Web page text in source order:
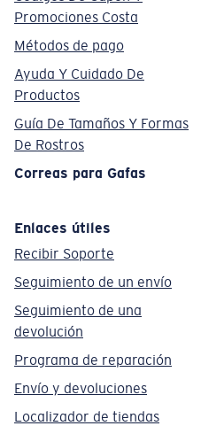
Promociones Costa
Métodos de pago
Ayuda Y Cuidado De
Productos
Guía De Tamaños Y Formas
De Rostros
Correas para Gafas
Enlaces útiles
Recibir Soporte
Seguimiento de un envío
Seguimiento de una
devolución
Programa de reparación
Envío y devoluciones
Localizador de tiendas